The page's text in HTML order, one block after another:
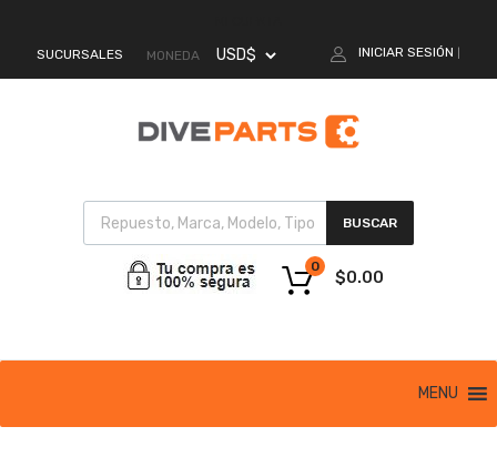
SUCURSALES MONEDA INICIAR SESIÓN
BUSCAR
$0.00
0
MENU